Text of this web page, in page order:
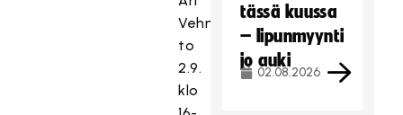
Vehniäinen
to
2.9.
klo
tässä kuussa
– lipunmyynti
jo auki
02.08.2026